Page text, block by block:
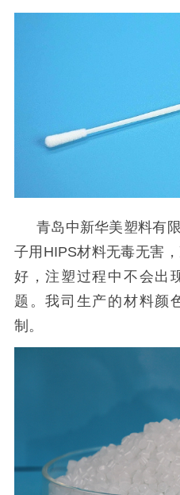
青岛中新华美塑料有
子用 HIPS材料无毒无害
好，注塑过程中不会出
题。我司生产的材料颜
制。